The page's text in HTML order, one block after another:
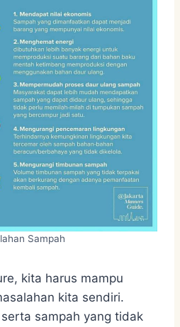
Sampah
kita harus mampu
kita sendiri.
sampah yang tidak